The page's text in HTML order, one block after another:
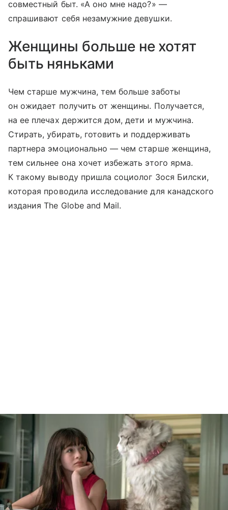
совместный быт. «А оно мне надо?» —
спрашивают себя незамужние девушки.
Женщины больше не хотят
быть няньками
Чем старше мужчина, тем больше заботы
он ожидает получить от женщины. Получается,
на ее плечах держится дом, дети и мужчина.
Стирать, убирать, готовить и поддерживать
партнера эмоционально — чем старше женщина,
тем сильнее она хочет избежать этого ярма.
К такому выводу пришла социолог Зося Билски,
которая проводила исследование для канадского
издания The Globe and Mail.